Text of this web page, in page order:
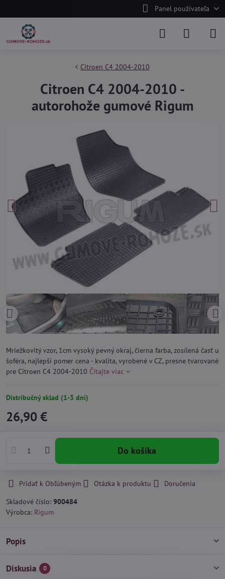
Panel používateľa
Citroen C4 2004-2010
Citroen C4 2004-2010 -
autorohože gumové Rigum
Mriežkovitý vzor, 1cm vysoký pevný okraj, čierna farba, zosílená časť u
šoféra, najlepší pomer cena - kvalita, vyrobené v CZ, presne tvarované
pre Citroen C4 2004-2010 Čítajte viac
Distribučný sklad (1-3 dni)
26,90 €
Do košíka
Pridať k Obľúbeným Otázka k produktu
Doručenia
Skladové číslo: 900484
Výrobca: Rigum
Popis
Diskusia 0